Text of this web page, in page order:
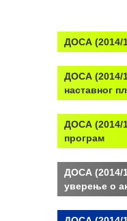
ДОСА (2014/
ДОСА (2014/
наставног
ДОСА (2014/
програм
ДОСА (2014/
уверење о